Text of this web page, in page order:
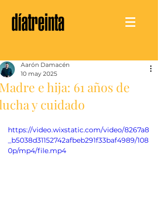
e hija: 61 años de
y cuidado
Aarón Damacén
10 may 2025
https://video.wixstatic.com/video/8267a8
_b5038d31152742afbeb291f33baf4989/108
0p/mp4/file.mp4